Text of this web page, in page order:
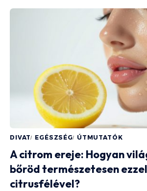
DIVAT EGÉSZSÉG ÚTMUTATÓK
A citrom ereje: Hogyan
bőröd természetesen
citrusfélével?